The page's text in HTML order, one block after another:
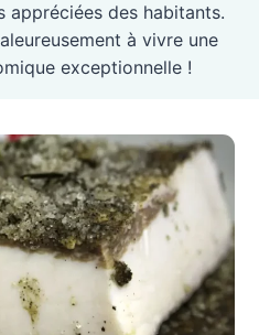
des habitants.
à vivre une
exceptionnelle !